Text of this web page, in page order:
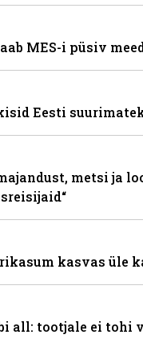
MES-i püsiv
Eesti
metsi ja
kasvas üle
all: tootjale ei tohi